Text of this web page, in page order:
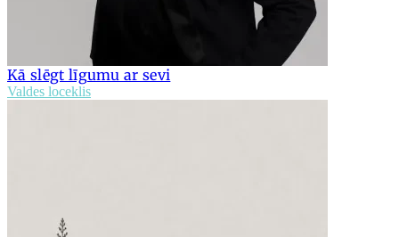
Kā slēgt līgumu ar sevi
Valdes loceklis